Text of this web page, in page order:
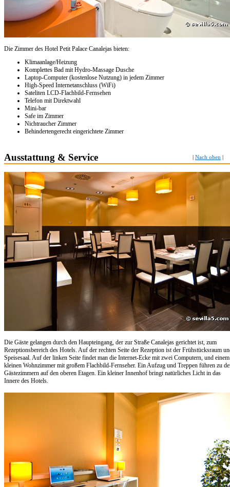
Die Zimmer des Hotel Petit Palace Canalejas bieten:
Klimaanlage/Heizung
Komplettes Bad mit Hydro-Massage Dusche
Laptop-Computer (kostenlose Nutzung) in jedem Zimmer
High-Speed Internetanschluss (WiFi)
Sateliten LCD-Flachbild-Fernsehen
Telefon mit Direktwahl
Mini-bar
Safe im Zimmer
Nichtraucher Zimmer
Behindertengerecht eingerichtete Zimmer
Ausstattung & Service Nach oben
Die Gäste gelangen durch den Haupteingang, der zur Straße Canalejas gerichtet ist, zum
Rezeptionsbereich des Hotels. Auf der rechten Seite der Rezeption ist der Frühstücksraum
Speisesaal. Auf der linken Seite findet man die Internet-Ecke mit zwei Computern, und einem
kleinen Wohnzimmer mit großem Flachbild-Fernseher. Ein Aufzug und Treppen führen zu
Gästezimmern auf den oberen Etagen. Ein kleiner Innenhof bringt natürliches Licht in das
Innere des Hotels.